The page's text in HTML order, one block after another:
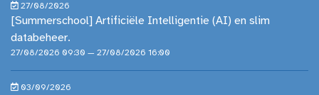
27/08/2026
[Summerschool] Artificiële Intelligentie (AI) en slim
databeheer.
27/08/2026 09:30 — 27/08/2026 16:00
03/09/2026